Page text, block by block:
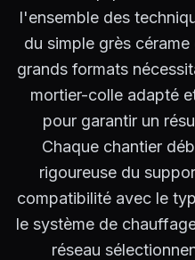
l'ensemble des
du simple grès
grands formats
mortier-colle adapté
pour garantir un
Chaque chantier
rigoureuse du
compatibilité avec le
le système de
réseau